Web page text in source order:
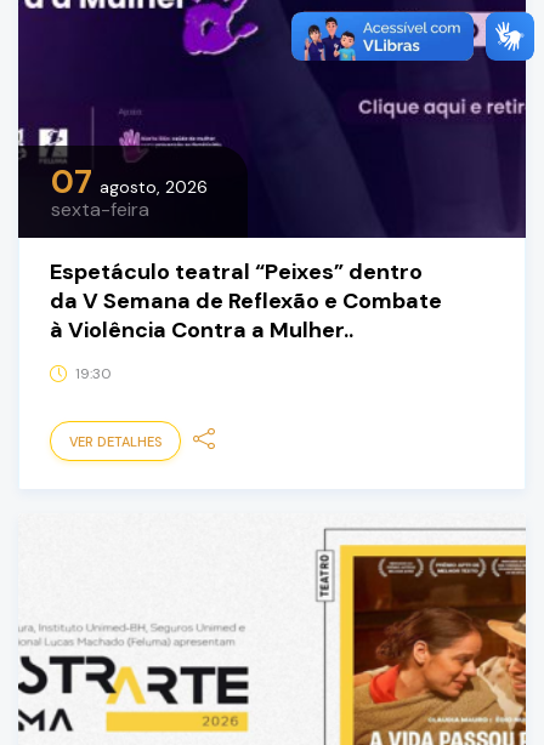
07 agosto, 2026
sexta-feira
Espetáculo teatral “Peixes” dentro
da V Semana de Reflexão e Combate
à Violência Contra a Mulher..
19:30
VER DETALHES